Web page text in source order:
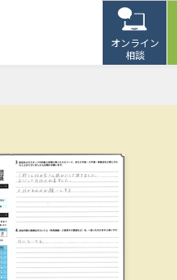
オンライン
相談